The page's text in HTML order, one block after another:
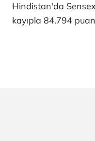
Hindistan'da
kayıpla 84.794